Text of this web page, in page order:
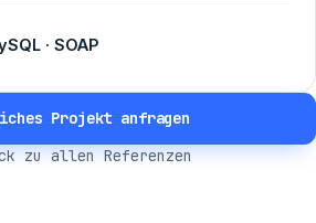
· SOAP
Projekt anfragen
zu allen Referenzen